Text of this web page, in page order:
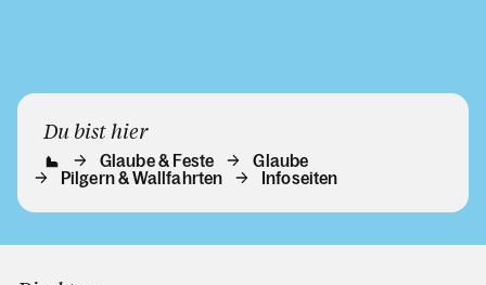
Du bist hier
Glaube & Feste
Glaube
Pilgern & Wallfahrten
Infoseiten